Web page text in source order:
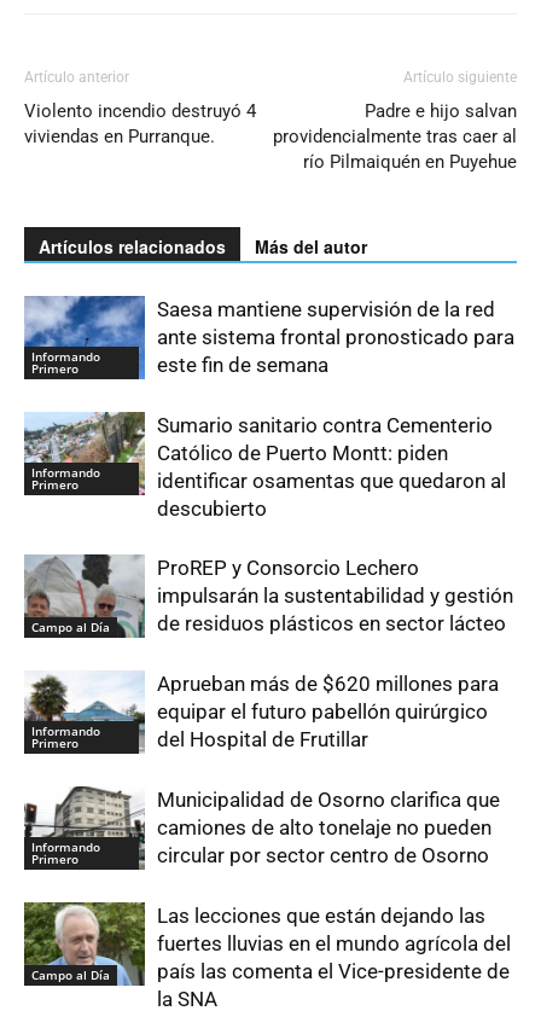
Artículo anterior
Violento incendio destruyó 4
viviendas en Purranque.
Artículo siguiente
Padre e hijo salvan
providencialmente tras caer al
río Pilmaiquén en Puyehue
Artículos relacionados Más del autor
Informando
Primero
Saesa mantiene supervisión de la red
ante sistema frontal pronosticado para
este fin de semana
Informando
Primero
Sumario sanitario contra Cementerio
Católico de Puerto Montt: piden
identificar osamentas que quedaron al
descubierto
Campo al Día
ProREP y Consorcio Lechero
impulsarán la sustentabilidad y gestión
de residuos plásticos en sector lácteo
Informando
Primero
Aprueban más de $620 millones para
equipar el futuro pabellón quirúrgico
del Hospital de Frutillar
Informando
Primero
Municipalidad de Osorno clarifica que
camiones de alto tonelaje no pueden
circular por sector centro de Osorno
Campo al Día
Las lecciones que están dejando las
fuertes lluvias en el mundo agrícola del
país las comenta el Vice-presidente de
la SNA